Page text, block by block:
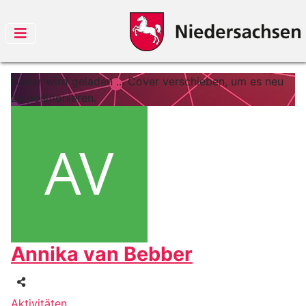
Cover wird geladen ... Cover verschieben, um es neu
zu positionieren.
Annika van Bebber
Aktivitäten